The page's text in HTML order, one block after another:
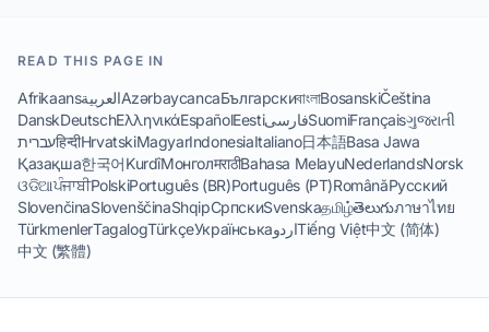
READ THIS PAGE IN
AfrikaansالعربيةAzərbaycancaБългарскиবাংলাBosanskiČeština
DanskDeutschΕλληνικάEspañolEestiفارسیSuomiFrançaisગુજરાતી
עבריתहिन्दीHrvatskiMagyarIndonesiaItaliano日本語Basa Jawa
Қазақша한국어KurdîМонголमराठीBahasa MelayuNederlandsNorsk
ଓଡିଆਪੰਜਾਬੀPolskiPortuguês (BR)Português (PT)RomânăРусский
SlovenčinaSlovenščinaShqipСрпскиSvenskaதமிழ்తెలుగుภาษาไทย
TürkmenlerTagalogTürkçeУкраїнськаاردوTiếng Việt中文 (简体)
中文 (繁體)